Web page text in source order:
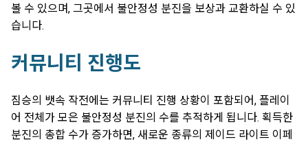
볼 수 있으며, 그곳에서 불안정성 분진을 보상과 교환하실 수 있
습니다.
커뮤니티 진행도
짐승의 뱃속 작전에는 커뮤니티 진행 상황이 포함되어, 플레이
어 전체가 모은 불안정성 분진의 수를 추적하게 됩니다. 획득한
분진의 총합 수가 증가하면, 새로운 종류의 제이드 라이트 이페